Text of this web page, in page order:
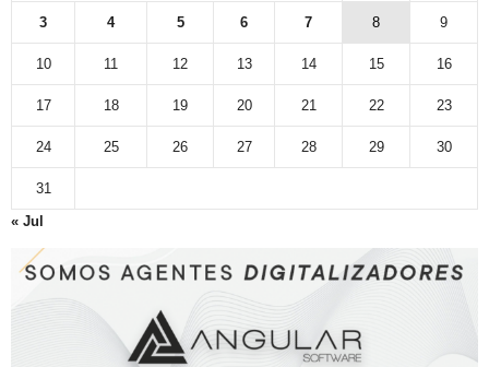
3 4 5 6 7 8 9
10 11 12 13 14 15 16
17 18 19 20 21 22 23
24 25 26 27 28 29 30
31
« Jul